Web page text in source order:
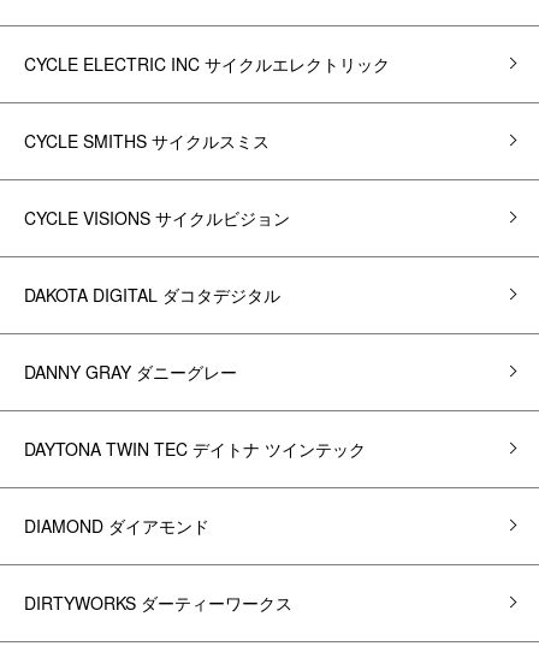
CYCLE ELECTRIC INC サイクルエレクトリック
CYCLE SMITHS サイクルスミス
CYCLE VISIONS サイクルビジョン
DAKOTA DIGITAL ダコタデジタル
DANNY GRAY ダニーグレー
DAYTONA TWIN TEC デイトナ ツインテック
DIAMOND ダイアモンド
DIRTYWORKS ダーティーワークス